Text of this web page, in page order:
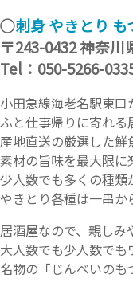
◯刺身 やきとり
〒243-0432 神奈
Tel：050-5266-
小田急線海老名駅東口
ふと仕事帰りに寄れる
産地直送の厳選した
素材の旨味を最大限に
少人数でも多くの種類
やきとり各種は一串か
居酒屋なので、親しみ
大人数でも少人数で
名物の「じんべいの